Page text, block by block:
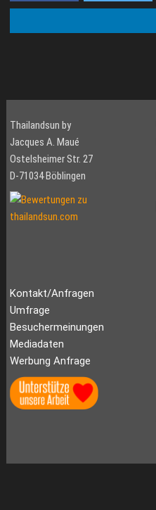
Thailandsun by
Jacques A. Maué
Ostelsheimer Str. 27
D-71034 Böblingen
Kontakt/Anfragen
Umfrage
Besuchermeinungen
Mediadaten
Werbung Anfrage